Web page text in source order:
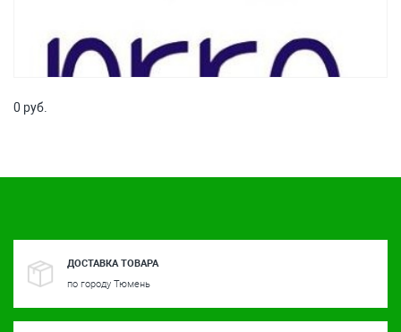
0 руб.
ДОСТАВКА ТОВАРА
по городу Тюмень